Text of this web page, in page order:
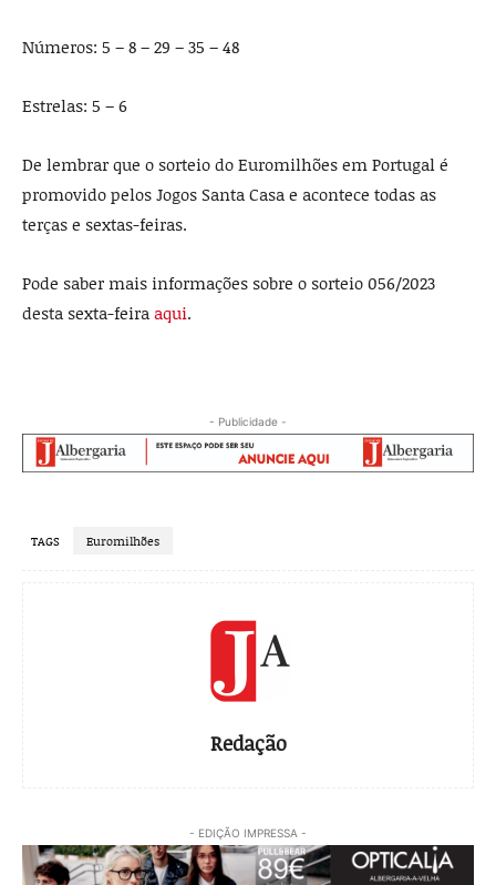
Números: 5 – 8 – 29 – 35 – 48
Estrelas: 5 – 6
De lembrar que o sorteio do Euromilhões em Portugal é
promovido pelos Jogos Santa Casa e acontece todas as
terças e sextas-feiras.
Pode saber mais informações sobre o sorteio 056/2023
desta sexta-feira aqui.
- Publicidade -
TAGS Euromilhões
Redação
- EDIÇÃO IMPRESSA -